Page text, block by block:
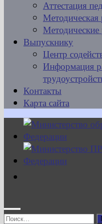
Аттестация
Методическая
Выпускнику
Центр
Информация
Контакты
Карта сайта
Найти: